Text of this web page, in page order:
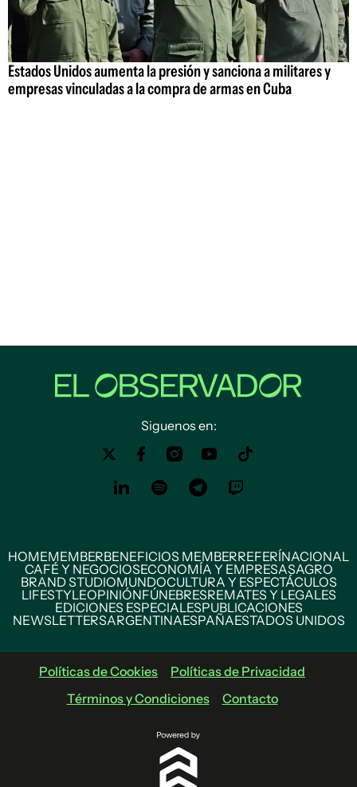
Estados Unidos aumenta la presión y sanciona a militares y
empresas vinculadas a la compra de armas en Cuba
Siguenos en:
HOMEMEMBERBENEFICIOS MEMBERREFERÍNACIONAL
CAFÉ Y NEGOCIOSECONOMÍA Y EMPRESASAGRO
BRAND STUDIOMUNDOCULTURA Y ESPECTÁCULOS
LIFESTYLEOPINIÓNFÚNEBRESREMATES Y LEGALES
EDICIONES ESPECIALESPUBLICACIONES
NEWSLETTERSARGENTINAESPAÑAESTADOS UNIDOS
Políticas de Cookies
Políticas de Privacidad
Términos y Condiciones
Contacto